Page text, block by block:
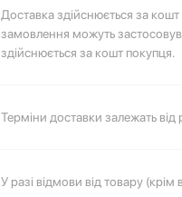
Доставка здійснюється за кошт
замовлення можуть
здійснюється за кошт покупця.
Терміни доставки залежать від
Перейдіть за посиланням, щоб
У разі відмови від товару